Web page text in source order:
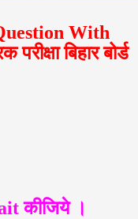
With
बिहार बोर्ड
कीजिये ।